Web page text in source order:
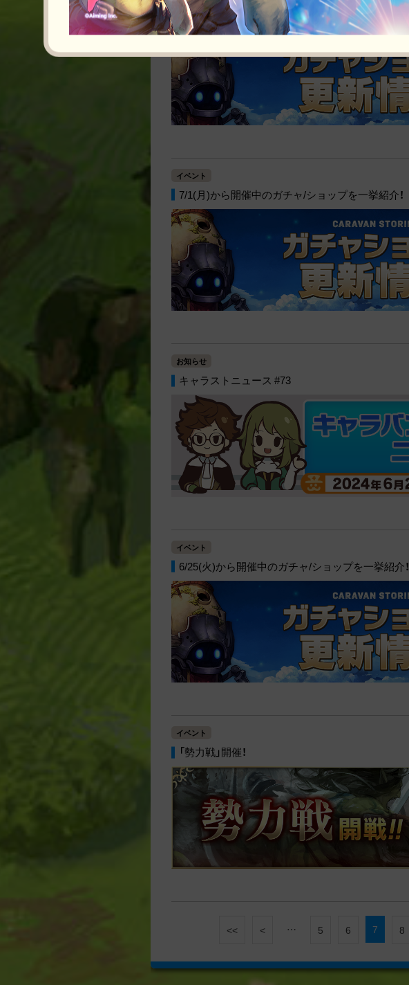
7/2(火)から開催中のガチャ/ショップを一挙紹介！
イベント
7/1(月)から開催中のガチャ/ショップを一挙紹介！
お知らせ
キャラストニュース #73
イベント
6/25(火)から開催中のガチャ/ショップを一挙紹介！
イベント
「勢力戦」開催！
<< < … 5 6 7 8